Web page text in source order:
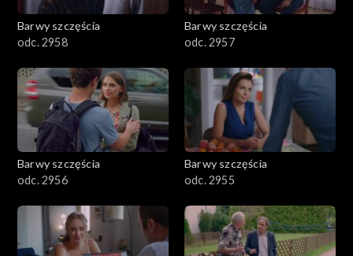
Barwy szczęścia
odc. 2958
Barwy szczęścia
odc. 2957
Barwy szczęścia
odc. 2956
Barwy szczęścia
odc. 2955